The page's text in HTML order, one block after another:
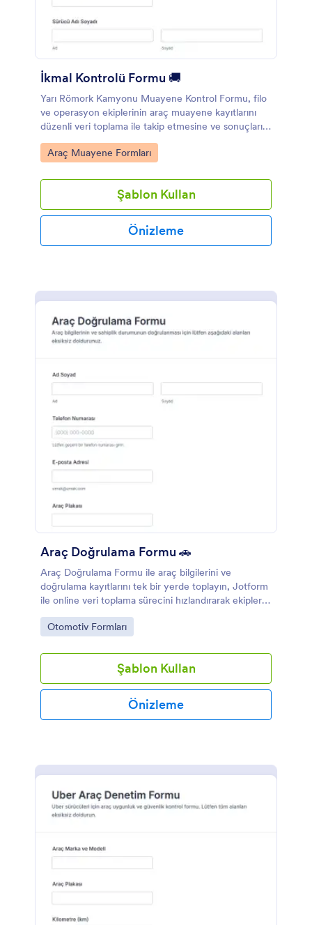
İkmal Kontrolü Formu 🚚
Yarı Römork Kamyonu Muayene Kontrol Formu, filo
ve operasyon ekiplerinin araç muayene kayıtlarını
düzenli veri toplama ile takip etmesine ve sonuçları
tek yerden yönetmesine yardımcı olur.
Go to Category:
Araç Muayene Formları
Şablon Kullan
Önizleme
Araç Doğrulama Formu 🚗
Araç Doğrulama Formu ile araç bilgilerini ve
doğrulama kayıtlarını tek bir yerde toplayın, Jotform
ile online veri toplama sürecini hızlandırarak ekiplerin
kontrol ve takip işlerini kolaylaştırın.
Go to Category:
Otomotiv Formları
Şablon Kullan
Önizleme